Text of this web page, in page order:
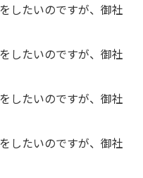
したいのですが、御社
したいのですが、御社
したいのですが、御社
したいのですが、御社